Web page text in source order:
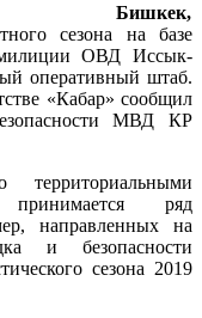
Бишкек,
сезона на базе
милиции ОВД Иссык-
оперативный штаб.
«Кабар» сообщил
МВД КР
ряд
направленных на
и безопасности
сезона 2019